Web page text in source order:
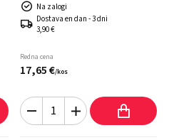
Na zalogi
Dostava en dan - 3 dni
3,90 €
Redna cena
17,65€/kos